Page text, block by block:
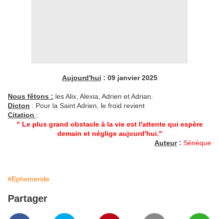
Aujourd'hui : 09 janvier 2025
Nous fêtons : les Alix, Alexia, Adrien et Adrian.
Dicton : Pour la Saint Adrien, le froid revient
Citation :
" Le plus grand obstacle à la vie est l'attente qui espère
demain et néglige aujourd'hui."
Auteur: Sénèque
#Ephemeride
Partager